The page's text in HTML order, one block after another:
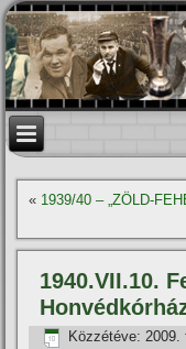
« 1939/40 – „ZÖLD-
1940.VII.10.
Közzétéve: 2009.